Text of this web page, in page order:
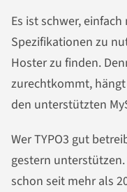
Es ist schwer,
Spezifikationen zu
Hoster zu finden.
zurechtkommt,
den unterstützten
Wer TYPO3 gut
gestern
schon seit mehr als